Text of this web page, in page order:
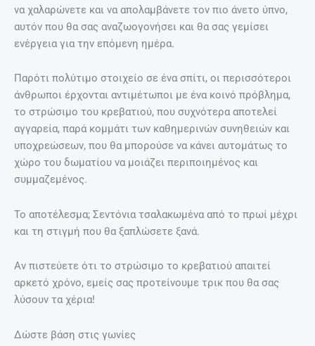
να χαλαρώνετε και να απολαμβάνετε τον πιο άνετο ύπνο,
αυτόν που θα σας αναζωογονήσει και θα σας γεμίσει
ενέργεια για την επόμενη ημέρα.
Παρότι πολύτιμο στοιχείο σε ένα σπίτι, οι περισσότεροι
άνθρωποι έρχονται αντιμέτωποι με ένα κοινό πρόβλημα,
το στρώσιμο του κρεβατιού, που συχνότερα αποτελεί
αγγαρεία, παρά κομμάτι των καθημερινών συνηθειών και
υποχρεώσεων, που θα μπορούσε να κάνει αυτομάτως το
χώρο του δωματίου να μοιάζει περιποιημένος και
συμμαζεμένος.
Το αποτέλεσμα; Σεντόνια τσαλακωμένα από το πρωί μέχρι
και τη στιγμή που θα ξαπλώσετε ξανά.
Αν πιστεύετε ότι το στρώσιμο το κρεβατιού απαιτεί
αρκετό χρόνο, εμείς σας προτείνουμε τρικ που θα σας
λύσουν τα χέρια!
Δώστε βάση στις γωνίες